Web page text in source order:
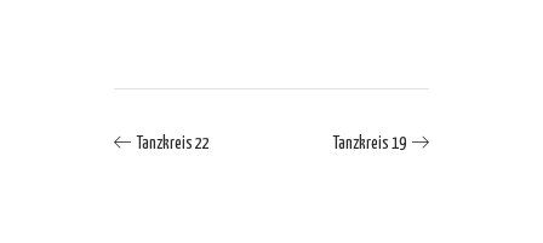
Tanzkreis 22 Tanzkreis 19